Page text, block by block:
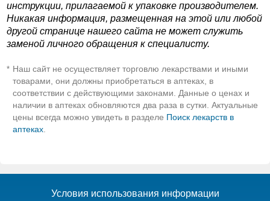
инструкции, прилагаемой к упаковке производителем.
Никакая информация, размещенная на этой или любой
другой странице нашего сайта не может служить
заменой личного обращения к специалисту.
* Наш сайт не осуществляет торговлю лекарствами и иными
товарами, они должны приобретаться в аптеках, в
соответствии с действующими законами. Данные о ценах и
наличии в аптеках обновляются два раза в сутки. Актуальные
цены всегда можно увидеть в разделе Поиск лекарств в
аптеках.
Условия использования информации